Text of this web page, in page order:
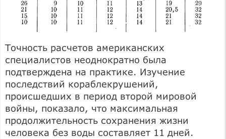
Точность расчетов американских
специалистов неоднократно была
подтверждена на практике. Изучение
последствий кораблекрушений,
происшедших в период второй мировой
войны, показало, что максимальная
продолжительность сохранения жизни
человека без воды составляет 11 дней.